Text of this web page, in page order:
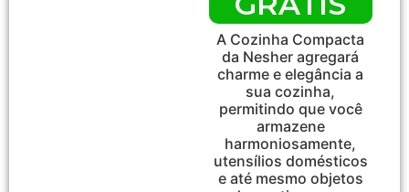
A Cozinha Compacta
da Nesher agregará
charme e elegância a
sua cozinha,
permitindo que você
armazene
harmoniosamente,
utensílios domésticos
e até mesmo objetos